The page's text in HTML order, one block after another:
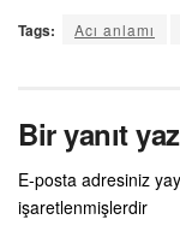
Tags: Acı anlamı
Bir yanıt
E-posta adresiniz
işaretlenmişlerdir